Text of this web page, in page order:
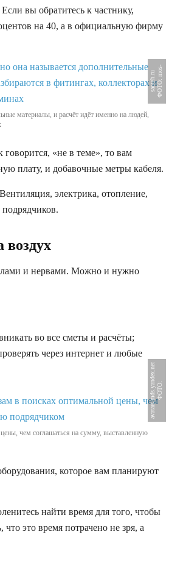
вы обратитесь к частнику,
на 40, а в официальную фирму
Ф
О
Т
О
:
m
os
-
s
a
n
t
e
h
.
r
u
материалы, и расчёт идёт именно на людей,
«не в теме», то вам
плату, и добавочные метры кабеля.
электрика, отопление,
воздух
и нервами. Можно и нужно
во все сметы и расчёты;
через интернет и любые
Ф
О
Т
О
:
a
v
a
t
a
r
s
.
m
d
s
.
y
a
n
d
e
x
.
n
e
t
чем соглашаться на сумму, выставленную
которое вам планируют
найти время для того, чтобы
это время потрачено не зря, а